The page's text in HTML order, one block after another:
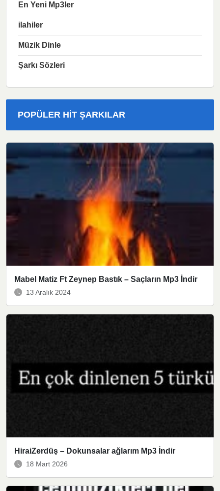
En Yeni Mp3ler
ilahiler
Müzik Dinle
Şarkı Sözleri
POPÜLER HIT ŞARKILAR
Mabel Matiz Ft Zeynep Bastık – Saçların Mp3 İndir
13 Aralık 2024
HiraiZerdüş – Dokunsalar ağlarım Mp3 İndir
18 Mart 2026